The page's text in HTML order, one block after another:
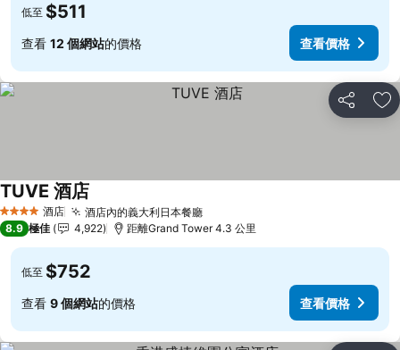
低至 $511
查看 12 個網站的價格 查看價格
分享 放
4 星級 酒店 酒店內的義大利日本餐廳
TUVE 酒店
8.9 極佳 4,922 距離Grand Tower 4.3 公里
低至 $752
查看 9 個網站的價格 查看價格